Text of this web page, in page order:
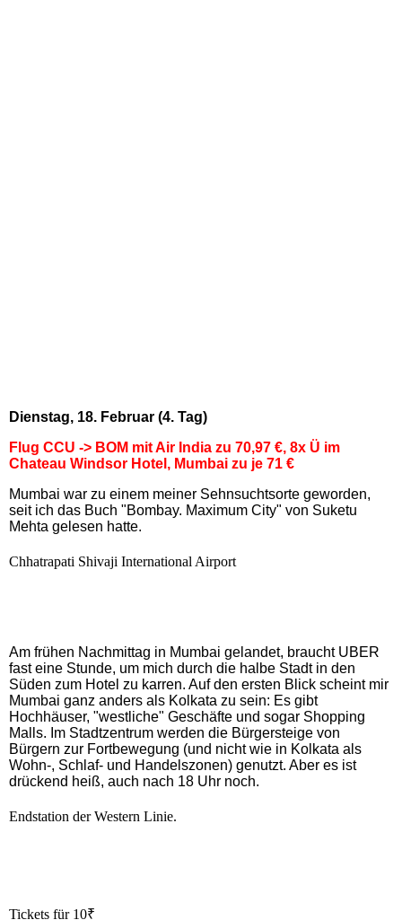
Dienstag, 18. Februar (4. Tag)
Flug CCU -> BOM mit Air India zu 70,97 €, 8x Ü im
Chateau Windsor Hotel, Mumbai zu je 71 €
Mumbai war zu einem meiner Sehnsuchtsorte geworden,
seit ich das Buch "Bombay. Maximum City" von Suketu
Mehta gelesen hatte.
Chhatrapati Shivaji International Airport
Am frühen Nachmittag in Mumbai gelandet, braucht UBER
fast eine Stunde, um mich durch die halbe Stadt in den
Süden zum Hotel zu karren. Auf den ersten Blick scheint mir
Mumbai ganz anders als Kolkata zu sein: Es gibt
Hochhäuser, "westliche" Geschäfte und sogar Shopping
Malls. Im Stadtzentrum werden die Bürgersteige von
Bürgern zur Fortbewegung (und nicht wie in Kolkata als
Wohn-, Schlaf- und Handelszonen) genutzt. Aber es ist
drückend heiß, auch nach 18 Uhr noch.
Endstation der Western Linie.
Tickets für 10₹